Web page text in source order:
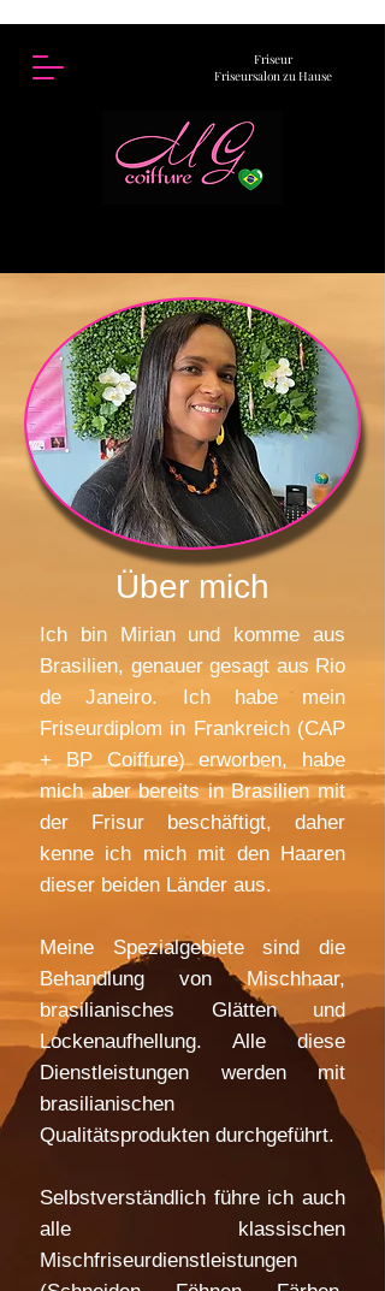
Friseur
Friseursalon zu Hause
Über mich
Ich bin Mirian und komme aus
Brasilien, genauer gesagt aus Rio
de Janeiro. Ich habe mein
Friseurdiplom in Frankreich (CAP
+ BP Coiffure) erworben, habe
mich aber bereits in Brasilien mit
der Frisur beschäftigt, daher
kenne ich mich mit den Haaren
dieser beiden Länder aus.
Meine Spezialgebiete sind die
Behandlung von Mischhaar,
brasilianisches Glätten und
Lockenaufhellung. Alle diese
Dienstleistungen werden mit
brasilianischen
Qualitätsprodukten durchgeführt.
Selbstverständlich führe ich auch
alle klassischen
Mischfriseurdienstleistungen